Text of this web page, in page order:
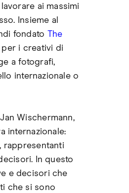
ai massimi
Insieme al
fondato The
i creativi di
a fotografi,
internazionale o
Wischermann,
internazionale:
rappresentanti
In questo
e decisori che
che si sono